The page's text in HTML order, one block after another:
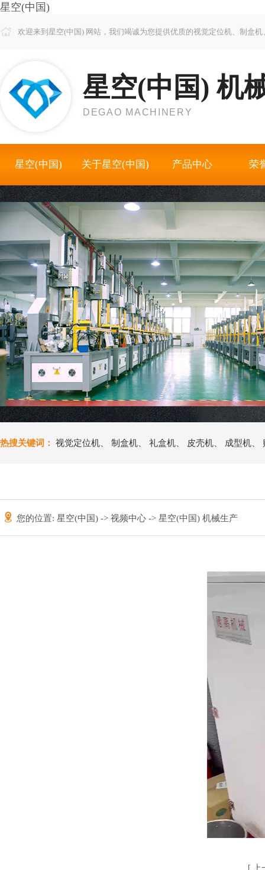
星空(中国)
欢迎来到星空(中国) 网站，我们竭诚为您提供优质的视觉定位机、制盒
星空(中国) 机
DEGAO MACHINERY
星空(中国) 关于星空(中国) 产品中心 荣
热搜关键词： 视觉定位机 制盒机 礼盒机 皮壳机 成型机
您的位置: 星空(中国) -> 视频中心 -> 星空(中国) 机械生产
[ 上